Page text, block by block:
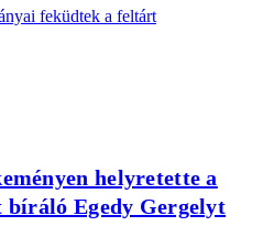
feküdtek a feltárt
helyretette a
bíráló Egedy Gergelyt